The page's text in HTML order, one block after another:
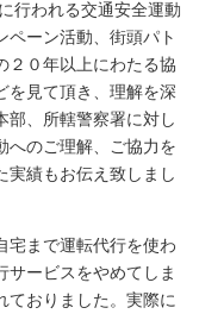
行われる交通安全運動
ペーン活動、街頭パト
２０年以上にわたる協
を見て頂き、理解を深
部、所轄警察署に対し
へのご理解、ご協力を
実績もお伝え致しまし
宅まで運転代行を使わ
サービスをやめてしま
ておりました。実際に